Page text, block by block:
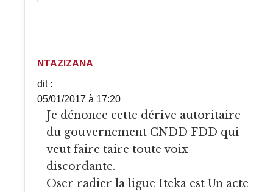
NTAZIZANA
dit :
05/01/2017 à 17:20
Je dénonce cette dérive autoritaire
du gouvernement CNDD FDD qui
veut faire taire toute voix
discordante.
Oser radier la ligue Iteka est Un acte